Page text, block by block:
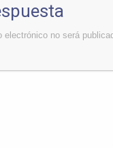
electrónico no será